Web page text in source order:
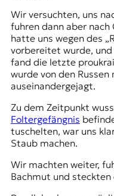
Wir versuchten, uns
fuhren dann aber nach
hatte uns wegen des
vorbereitet wurde,
fand die letzte
wurde von den
auseinandergejagt.
Zu dem Zeitpunkt
Foltergefängnis
tuschelten, war uns
Staub machen.
Wir machten weiter,
Bachmut und steckten